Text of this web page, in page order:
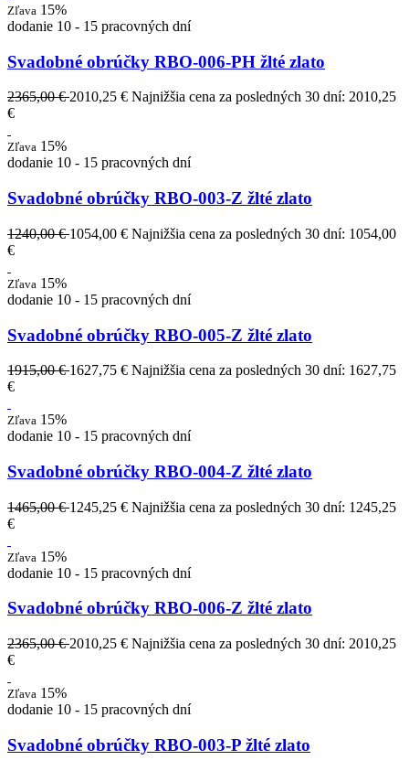
Zľava 15%
dodanie 10 - 15 pracovných dní
Svadobné obrúčky RBO-006-PH žlté zlato
2365,00 €2010,25 € Najnižšia cena za posledných 30 dní: 2010,25
€
Zľava 15%
dodanie 10 - 15 pracovných dní
Svadobné obrúčky RBO-003-Z žlté zlato
1240,00 €1054,00 € Najnižšia cena za posledných 30 dní: 1054,00
€
Zľava 15%
dodanie 10 - 15 pracovných dní
Svadobné obrúčky RBO-005-Z žlté zlato
1915,00 €1627,75 € Najnižšia cena za posledných 30 dní: 1627,75
€
Zľava 15%
dodanie 10 - 15 pracovných dní
Svadobné obrúčky RBO-004-Z žlté zlato
1465,00 €1245,25 € Najnižšia cena za posledných 30 dní: 1245,25
€
Zľava 15%
dodanie 10 - 15 pracovných dní
Svadobné obrúčky RBO-006-Z žlté zlato
2365,00 €2010,25 € Najnižšia cena za posledných 30 dní: 2010,25
€
Zľava 15%
dodanie 10 - 15 pracovných dní
Svadobné obrúčky RBO-003-P žlté zlato